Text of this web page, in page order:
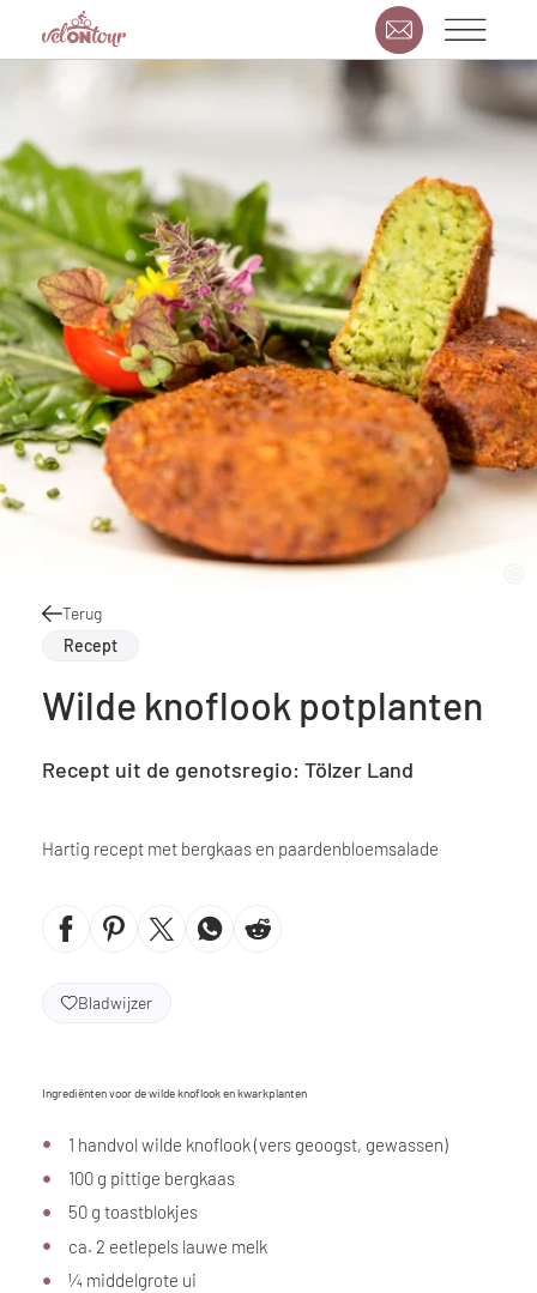
Terug
Recept
Wilde knoflook potplanten
Recept uit de genotsregio: Tölzer Land
Hartig recept met bergkaas en paardenbloemsalade
Bladwijzer
Ingrediënten voor de wilde knoflook en kwarkplanten
1 handvol wilde knoflook (vers geoogst, gewassen)
100 g pittige bergkaas
50 g toastblokjes
ca. 2 eetlepels lauwe melk
¼ middelgrote ui